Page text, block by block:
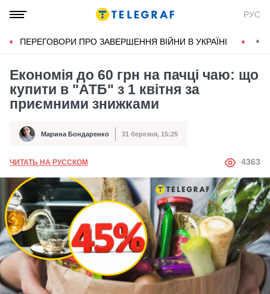
РУС
ПЕРЕГОВОРИ ПРО ЗАВЕРШЕННЯ ВІЙНИ В УКРАЇНІ
Економія до 60 грн на пачці чаю: що
купити в "АТБ" з 1 квітня за
приємними знижками
Автор Марина Бондаренко
Дата публікації 31 березня, 15:25
ЧИТАТЬ НА РУССКОМ АВТОР
4363